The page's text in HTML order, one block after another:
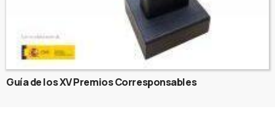
Guía de los XV Premios Corresponsables